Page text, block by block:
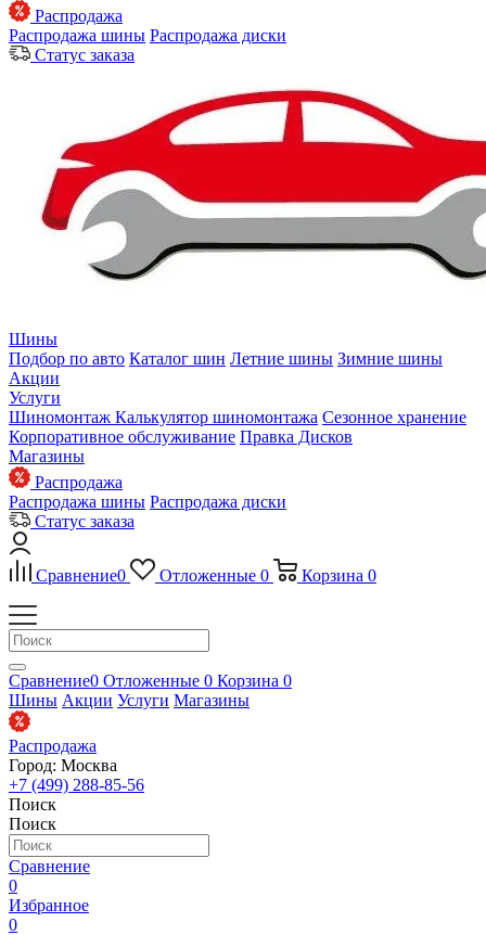
Распродажа
Распродажа шины Распродажа диски
Статус заказа
Шины
Подбор по авто Каталог шин Летние шины Зимние шины
Акции
Услуги
Шиномонтаж Калькулятор шиномонтажа Сезонное хранение
Корпоративное обслуживание Правка Дисков
Магазины
Распродажа
Распродажа шины Распродажа диски
Статус заказа
Сравнение0 Отложенные 0 Корзина 0
Сравнение0 Отложенные 0 Корзина 0
Шины Акции Услуги Магазины
Распродажа
Город: Москва
+7 (499) 288-85-56
Поиск
Поиск
Сравнение
0
Избранное
0